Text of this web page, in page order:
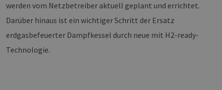
werden vom Netzbetreiber aktuell geplant und errichtet.
Darüber hinaus ist ein wichtiger Schritt der Ersatz
erdgasbefeuerter Dampfkessel durch neue mit H2-ready-
Technologie.